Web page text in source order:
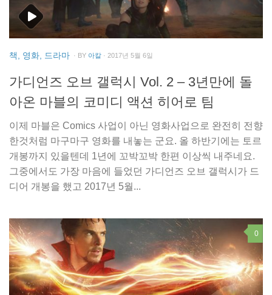
책, 영화, 드라마 · BY 아칼 · 2017년 5월 6일
가디언즈 오브 갤럭시 Vol. 2 – 3년만에 돌
아온 마블의 코미디 액션 히어로 팀
이제 마블은 Comics 사업이 아닌 영화사업으로 완전히 전향
한것처럼 마구마구 영화를 내놓는 군요. 올 하반기에는 토르
개봉까지 있을텐데 1년에 꼬박꼬박 한편 이상씩 내주네요.
그중에서도 가장 마음에 들었던 가디언즈 오브 갤럭시가 드
디어 개봉을 했고 2017년 5월...
0